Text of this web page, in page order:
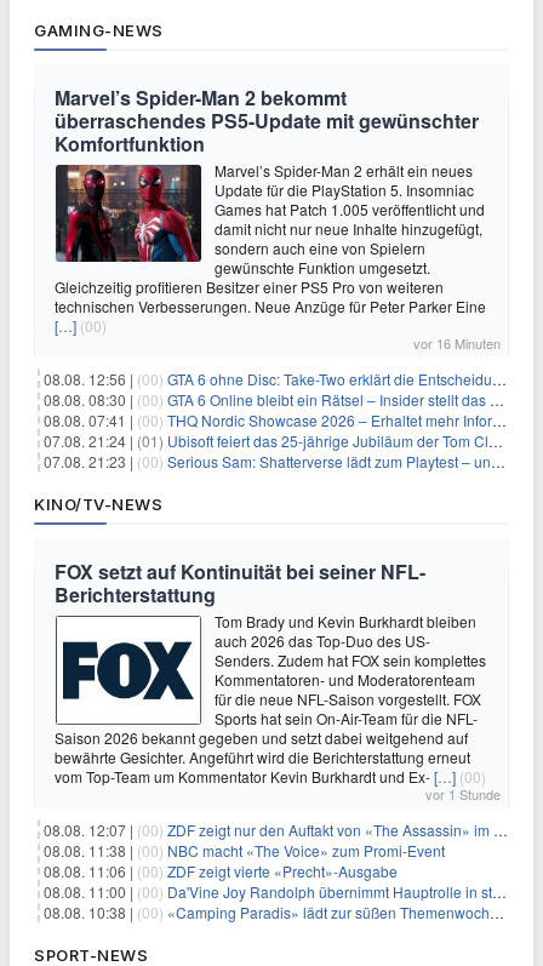
GAMING-NEWS
Marvel’s Spider-Man 2 bekommt
überraschendes PS5-Update mit gewünschter
Komfortfunktion
Marvel’s Spider-Man 2 erhält ein neues
Update für die PlayStation 5. Insomniac
Games hat Patch 1.005 veröffentlicht und
damit nicht nur neue Inhalte hinzugefügt,
sondern auch eine von Spielern
gewünschte Funktion umgesetzt.
Gleichzeitig profitieren Besitzer einer PS5 Pro von weiteren
technischen Verbesserungen. Neue Anzüge für Peter Parker Eine
[…] (00)
vor 16 Minuten
08.08. 12:56 | (00) GTA 6 ohne Disc: Take-Two erklärt die Entscheidung für Download-Codes
08.08. 08:30 | (00) GTA 6 Online bleibt ein Rätsel – Insider stellt das neue Gerücht klar
08.08. 07:41 | (00) THQ Nordic Showcase 2026 – Erhaltet mehr Informationen
07.08. 21:24 | (01) Ubisoft feiert das 25-jährige Jubiläum der Tom Clancy’s Ghost Recon-Reihe
07.08. 21:23 | (00) Serious Sam: Shatterverse lädt zum Playtest – und erscheint schon bald!
KINO/TV-NEWS
FOX setzt auf Kontinuität bei seiner NFL-
Berichterstattung
Tom Brady und Kevin Burkhardt bleiben
auch 2026 das Top-Duo des US-
Senders. Zudem hat FOX sein komplettes
Kommentatoren- und Moderatorenteam
für die neue NFL-Saison vorgestellt. FOX
Sports hat sein On-Air-Team für die NFL-
Saison 2026 bekannt gegeben und setzt dabei weitgehend auf
bewährte Gesichter. Angeführt wird die Berichterstattung erneut
vom Top-Team um Kommentator Kevin Burkhardt und Ex-[…] (00)
vor 1 Stunde
08.08. 12:07 | (00) ZDF zeigt nur den Auftakt von «The Assassin» im Fernsehen
08.08. 11:38 | (00) NBC macht «The Voice» zum Promi-Event
08.08. 11:06 | (00) ZDF zeigt vierte «Precht»-Ausgabe
08.08. 11:00 | (00) Da'Vine Joy Randolph übernimmt Hauptrolle in starbesetzter schwarzer Komödie
08.08. 10:38 | (00) «Camping Paradis» lädt zur süßen Themenwoche ein
SPORT-NEWS